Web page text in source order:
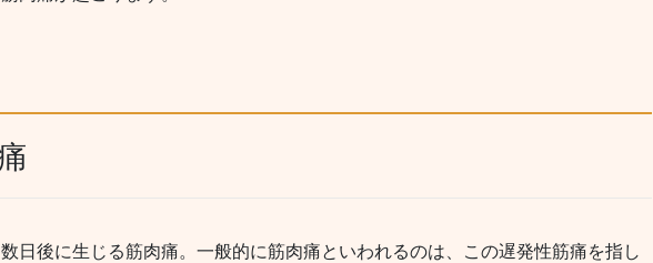
日後に生じる筋肉痛。一般的に筋肉痛といわれるのは、この遅発性筋痛を指し